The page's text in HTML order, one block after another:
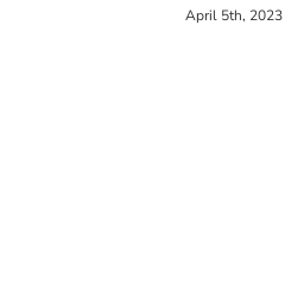
April 5th, 2023